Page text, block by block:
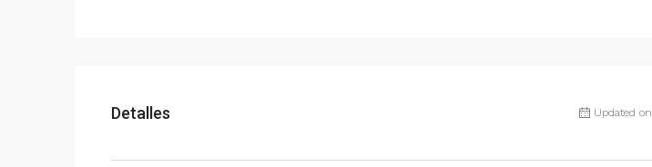
Detalles Updated